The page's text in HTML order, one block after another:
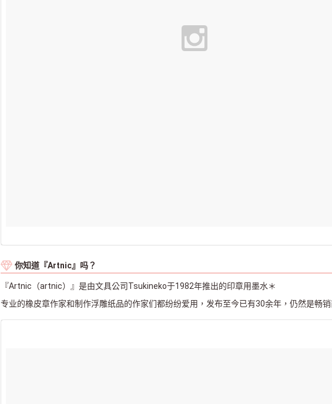
你知道『Artnic』吗？
『Artnic（artnic）』是由文具公司Tsukineko于1982年推出的印章用墨水＊
专业的橡皮章作家和制作浮雕纸品的作家们都纷纷爱用，发布至今已有30余年，仍然是畅